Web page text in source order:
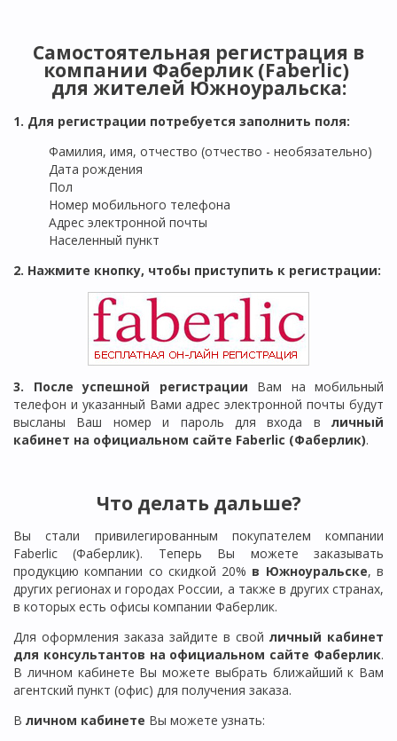
Самостоятельная регистрация в
компании Фаберлик (Faberlic)
для жителей Южноуральска:
1. Для регистрации потребуется заполнить поля:
Фамилия, имя, отчество (отчество - необязательно)
Дата рождения
Пол
Номер мобильного телефона
Адрес электронной почты
Населенный пункт
2. Нажмите кнопку, чтобы приступить к регистрации:
3. После успешной регистрации Вам на мобильный
телефон и указанный Вами адрес электронной почты будут
высланы Ваш номер и пароль для входа в личный
кабинет на официальном сайте Faberlic (Фаберлик).
Что делать дальше?
Вы стали привилегированным покупателем компании
Faberlic (Фаберлик). Теперь Вы можете заказывать
продукцию компании со скидкой 20% в Южноуральске, в
других регионах и городах России, а также в других странах,
в которых есть офисы компании Фаберлик.
Для оформления заказа зайдите в свой личный кабинет
для консультантов на официальном сайте Фаберлик.
В личном кабинете Вы можете выбрать ближайший к Вам
агентский пункт (офис) для получения заказа.
В личном кабинете Вы можете узнать: